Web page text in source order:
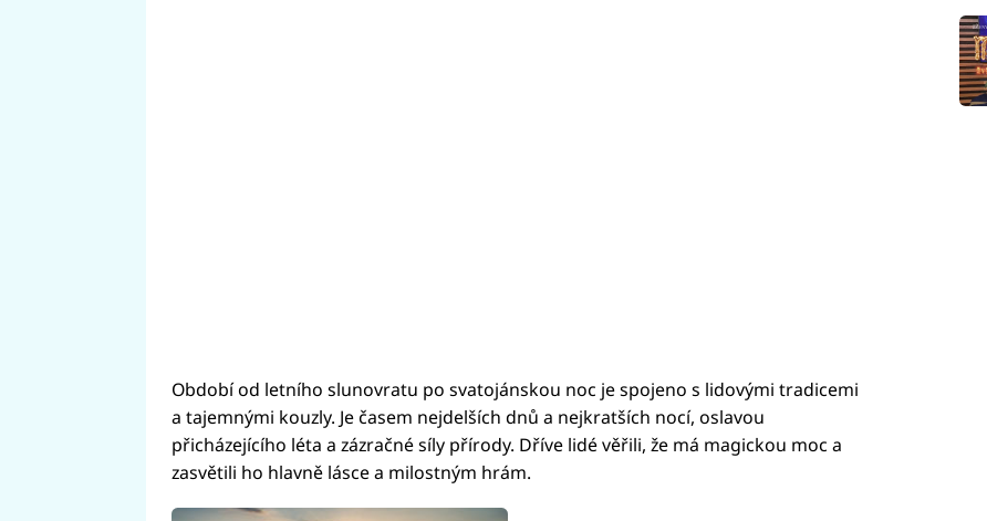
Období od letního slunovratu po svatojánskou noc je spojeno s lidovými tradicemi
a tajemnými kouzly. Je časem nejdelších dnů a nejkratších nocí, oslavou
přicházejícího léta a zázračné síly přírody. Dříve lidé věřili, že má magickou moc a
zasvětili ho hlavně lásce a milostným hrám.